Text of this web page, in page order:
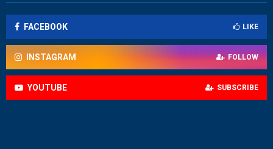
FACEBOOK LIKE
INSTAGRAM FOLLOW
YOUTUBE SUBSCRIBE